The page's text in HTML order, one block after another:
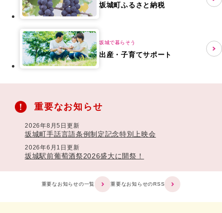
坂城町ふるさと納税
坂城で暮らそう
出産・子育てサポート
重要なお知らせ
2026年8月5日更新
坂城町手話言語条例制定記念特別上映会
2026年6月1日更新
坂城駅前葡萄酒祭2026盛大に開祭！
重要なお知らせの一覧 重要なお知らせのRSS